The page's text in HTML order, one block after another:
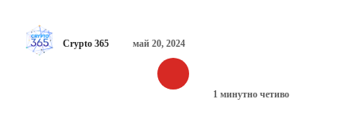
Crypto 365 май 20, 2024
1 минутно четиво